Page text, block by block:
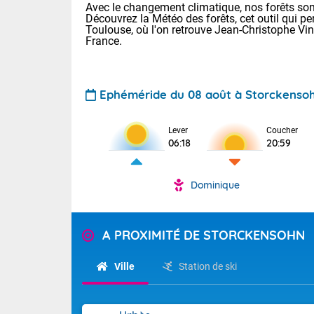
Pour la
Tendance
Avec le changement climatique, nos forêts
Découvrez la Météo des forêts, cet outil qui
Toulouse, où l'on retrouve Jean-Christophe
France.
Ephéméride du 08 août à
Lever
06:18
Coucher
20:59
Dominique
A PROXIMITÉ DE STORCKENSOHN
Ville Station de ski
Voici les
: 13/28 Paris
Clermont-
Lille : 14/29
Aujourd'hui
Très